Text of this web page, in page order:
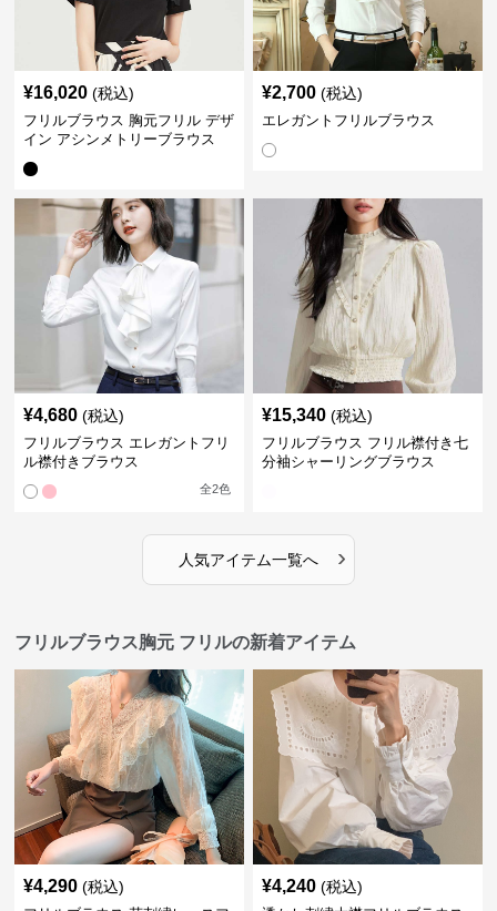
¥16,020 (税込)
フリルブラウス 胸元フリル デザ
イン アシンメトリーブラウス
¥2,700 (税込)
エレガントフリルブラウス
¥4,680 (税込)
フリルブラウス エレガントフリ
ル襟付きブラウス
全2色
¥15,340 (税込)
フリルブラウス フリル襟付き七
分袖シャーリングブラウス
人気アイテム一覧へ ›
フリルブラウス胸元 フリルの新着アイテム
¥4,290 (税込) ¥4,240 (税込)